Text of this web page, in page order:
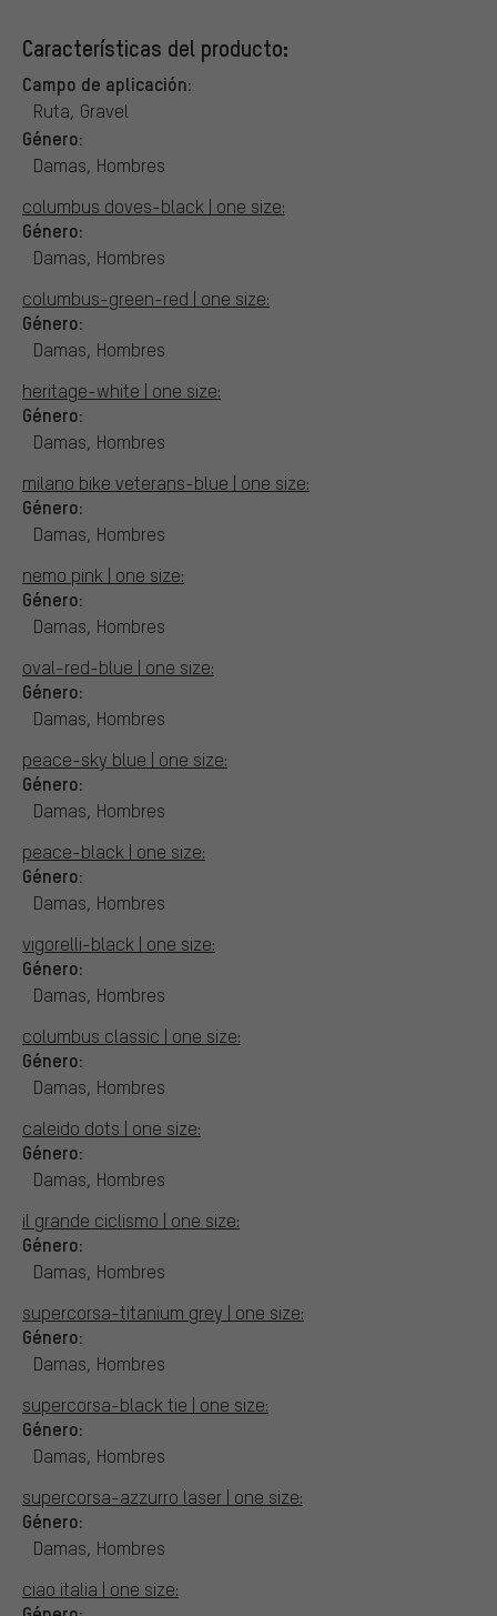
Características del producto:
Campo de aplicación:
Ruta, Gravel
Género:
Damas, Hombres
columbus doves-black | one size:
Género:
Damas, Hombres
columbus-green-red | one size:
Género:
Damas, Hombres
heritage-white | one size:
Género:
Damas, Hombres
milano bike veterans-blue | one size:
Género:
Damas, Hombres
nemo pink | one size:
Género:
Damas, Hombres
oval-red-blue | one size:
Género:
Damas, Hombres
peace-sky blue | one size:
Género:
Damas, Hombres
peace-black | one size:
Género:
Damas, Hombres
vigorelli-black | one size:
Género:
Damas, Hombres
columbus classic | one size:
Género:
Damas, Hombres
caleido dots | one size:
Género:
Damas, Hombres
il grande ciclismo | one size:
Género:
Damas, Hombres
supercorsa-titanium grey | one size:
Género:
Damas, Hombres
supercorsa-black tie | one size:
Género:
Damas, Hombres
supercorsa-azzurro laser | one size:
Género:
Damas, Hombres
ciao italia | one size: